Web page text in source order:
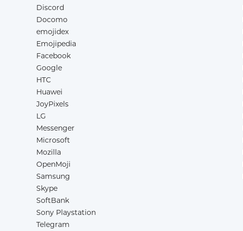
Discord
Docomo
emojidex
Emojipedia
Facebook
Google
HTC
Huawei
JoyPixels
LG
Messenger
Microsoft
Mozilla
OpenMoji
Samsung
Skype
SoftBank
Sony Playstation
Telegram